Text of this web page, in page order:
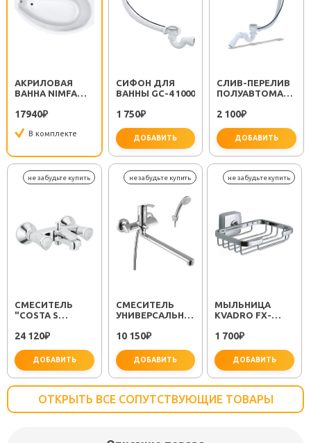
АКРИЛОВАЯ
ВАННА NIMFA
17940₽
В комплекте
СИФОН ДЛЯ
ВАННЫ GC-4 1000
1 750₽
ДОБАВИТЬ
важно
CЛИВ-ПЕРЕЛИВ
ПОЛУАВТОМАТ
2 100₽
ДОБАВИТЬ
СМЕСИТЕЛЬ
"COSTA S
24 120₽
ДОБАВИТЬ
СМЕСИТЕЛЬ
УНИВЕРСАЛЬНЫЙ
LM1151C"
10 150₽
ДОБАВИТЬ
МЫЛЬНИЦА
KVADRO FX-
1 700₽
ДОБАВИТЬ
ОТКРЫТЬ ВСЕ СОПУТСТВУЮЩИЕ ТОВАРЫ